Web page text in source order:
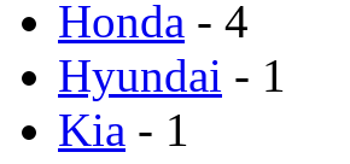
Honda - 4
Hyundai - 1
Kia - 1